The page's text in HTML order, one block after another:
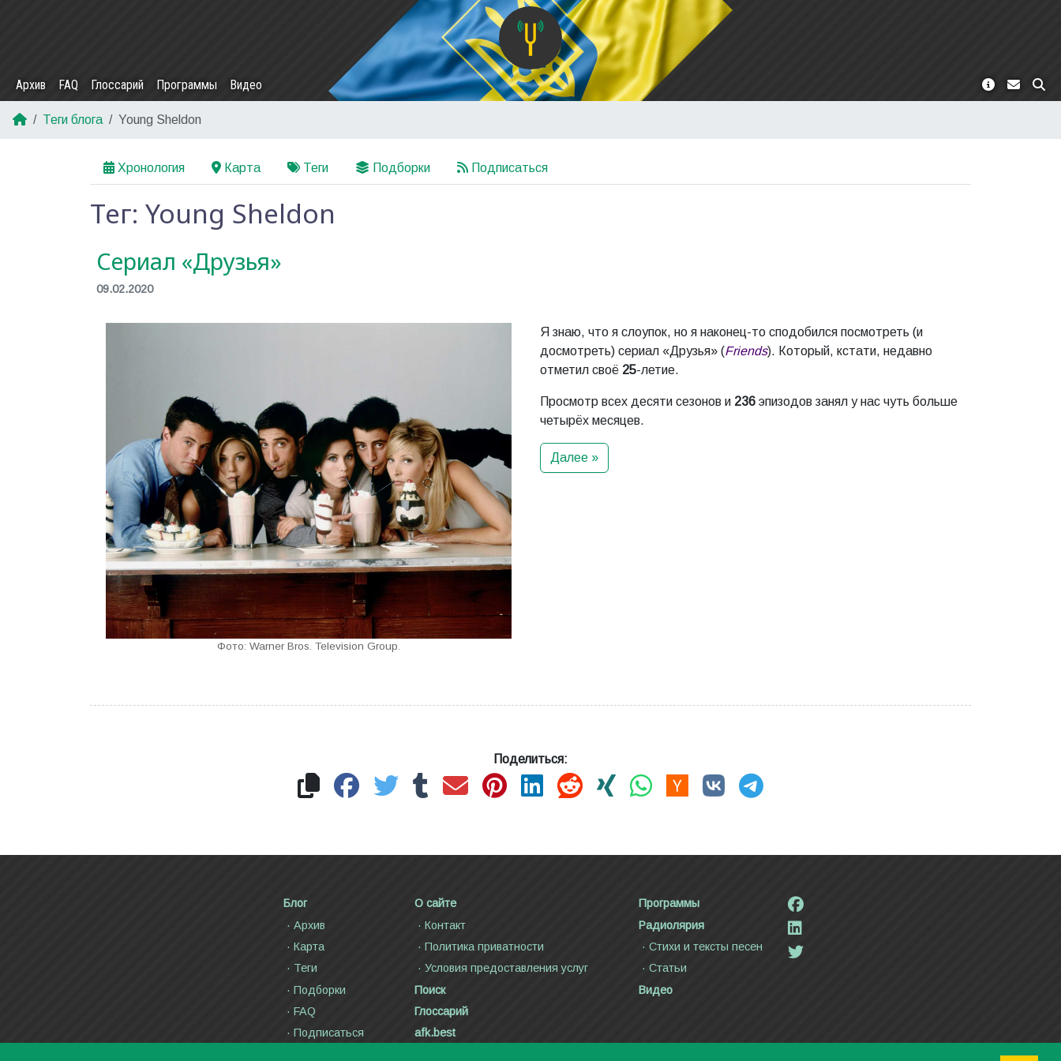
Архив FAQ Глоссарий Программы Видео
Теги блога Young Sheldon
Хронология Карта Теги Подборки Подписаться
Тег: Young Sheldon
Сериал «Друзья»
09.02.2020
Фото: Warner Bros. Television Group.
Я знаю, что я слоупок, но я наконец-то сподобился посмотреть (и
досмотреть) сериал «Друзья» (Friends). Который, кстати, недавно
отметил своё 25-летие.
Просмотр всех десяти сезонов и 236 эпизодов занял у нас чуть больше
четырёх месяцев.
Далее »
Поделиться:
Блог
Архив
Карта
Теги
Подборки
FAQ
Подписаться
О сайте
Контакт
Политика приватности
Условия предоставления услуг
Поиск
Глоссарий
afk.best
Программы
Радиолярия
Стихи и тексты песен
Статьи
Видео